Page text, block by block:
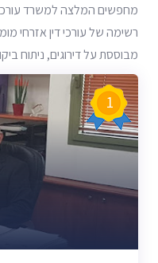
מחפשים המלצה למשרד עורכי
רשימה של עורכי דין אזרחי
מבוססת על דירוגים, ניתוח
1